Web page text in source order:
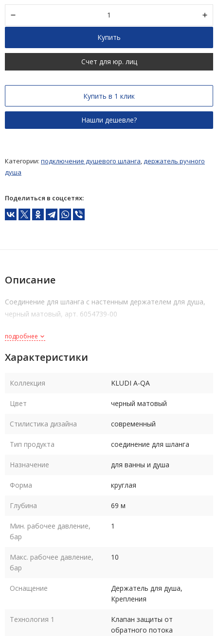
Купить
Счет для юр. лиц
Купить в 1 клик
Категории: подключение душевого шланга держатель ручного
душа
Поделиться в соцсетях:
Описание
Соединение для шланга с настенным держателем для душа,
черный матовый, арт. 6054739-00
подробнее
Характеристики
Коллекция KLUDI A-QA
Цвет черный матовый
Стилистика дизайна современный
Тип продукта соединение для шланга
Назначение для ванны и душа
Форма круглая
Глубина 69 м
Мин. рабочее давление,
бар
1
Макс. рабочее давление,
бар
10
Оснащение
Держатель для душа,
Крепления
Технология 1
Клапан защиты от
обратного потока